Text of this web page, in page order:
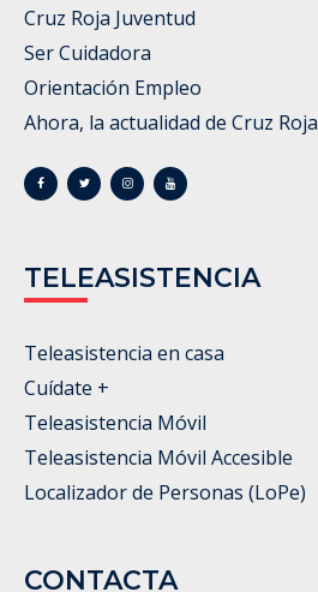
Cruz Roja Juventud
Ser Cuidadora
Orientación Empleo
Ahora, la actualidad de Cruz Roja
TELEASISTENCIA
Teleasistencia en casa
Cuídate +
Teleasistencia Móvil
Teleasistencia Móvil Accesible
Localizador de Personas (LoPe)
CONTACTA